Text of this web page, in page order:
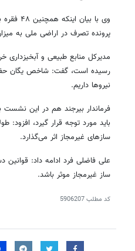
پرونده تصرف در اراضی ملی به میزان ۳۵ هکتار هم تشکیل شده
رسیده است، گفت: شاخص یگان
نیروها داریم.
فرماندار بیرجند هم در این نشست
باید مورد توجه قرار گیرد،
سازهای غیرمجاز اثر می‌گذارد.
علی فاضلی فرد ادامه داد:
ساز غیرمجاز موثر باشد.
کد مطلب5906207